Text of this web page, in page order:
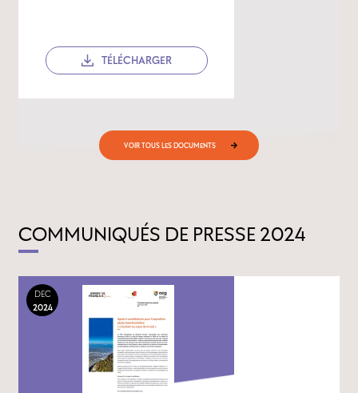
TÉLÉCHARGER
VOIR TOUS LES DOCUMENTS
COMMUNIQUÉS DE PRESSE 2024
DEC
2024